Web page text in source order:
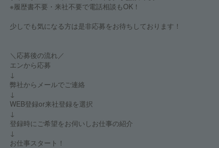
※履歴書不要・来社不要で電話相談もOK！
少しでも気になる方は是非応募をお待ちしております！
＼応募後の流れ／
エンから応募
↓
弊社からメールでご連絡
↓
WEB登録or来社登録を選択
↓
登録時にご希望をお伺いしお仕事の紹介
↓
お仕事スタート！